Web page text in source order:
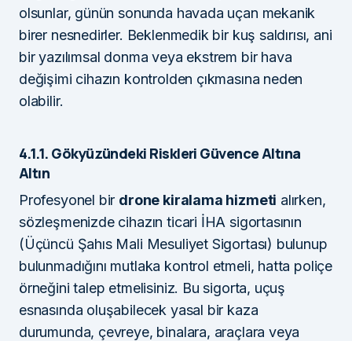
olsunlar, günün sonunda havada uçan mekanik
birer nesnedirler. Beklenmedik bir kuş saldırısı, ani
bir yazılımsal donma veya ekstrem bir hava
değişimi cihazın kontrolden çıkmasına neden
olabilir.
4.1.1. Gökyüzündeki Riskleri Güvence Altına
Altın
Profesyonel bir drone kiralama hizmeti alırken,
sözleşmenizde cihazın ticari İHA sigortasının
(Üçüncü Şahıs Mali Mesuliyet Sigortası) bulunup
bulunmadığını mutlaka kontrol etmeli, hatta poliçe
örneğini talep etmelisiniz. Bu sigorta, uçuş
esnasında oluşabilecek yasal bir kaza
durumunda, çevreye, binalara, araçlara veya